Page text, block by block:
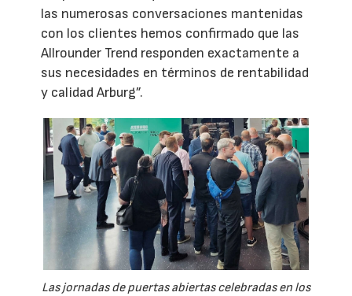
las numerosas conversaciones mantenidas
con los clientes hemos confirmado que las
Allrounder Trend responden exactamente a
sus necesidades en términos de rentabilidad
y calidad Arburg”.
Las jornadas de puertas abiertas celebradas en los